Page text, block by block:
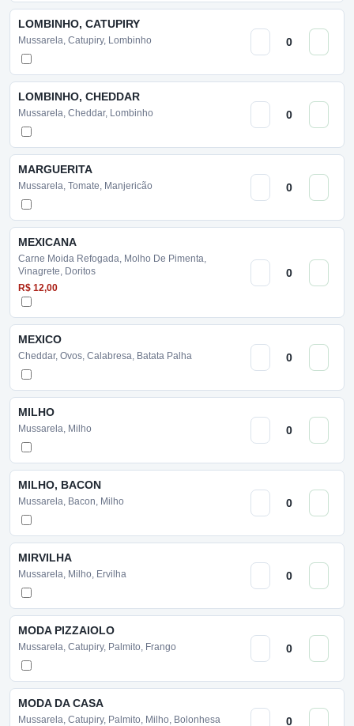
LOMBINHO, CATUPIRY
Mussarela, Catupiry, Lombinho
LOMBINHO, CHEDDAR
Mussarela, Cheddar, Lombinho
MARGUERITA
Mussarela, Tomate, Manjericão
MEXICANA
Carne Moida Refogada, Molho De Pimenta,
Vinagrete, Doritos
R$ 12,00
MEXICO
Cheddar, Ovos, Calabresa, Batata Palha
MILHO
Mussarela, Milho
MILHO, BACON
Mussarela, Bacon, Milho
MIRVILHA
Mussarela, Milho, Ervilha
MODA PIZZAIOLO
Mussarela, Catupiry, Palmito, Frango
MODA DA CASA
Mussarela, Catupiry, Palmito, Milho, Bolonhesa